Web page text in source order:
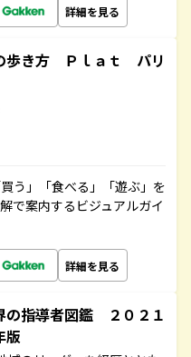
詳細を見る
歩き方 Ｐｌａｔ パリ
う」「食べる」「遊ぶ」を
で案内するビジュアルガイ
詳細を見る
指導者図鑑 ２０２１
版